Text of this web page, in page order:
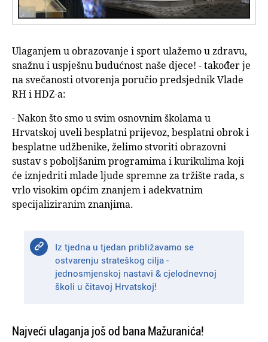
Ulaganjem u obrazovanje i sport ulažemo u zdravu,
snažnu i uspješnu budućnost naše djece! - također je
na svečanosti otvorenja poručio predsjednik Vlade
RH i HDZ-a:
- Nakon što smo u svim osnovnim školama u
Hrvatskoj uveli besplatni prijevoz, besplatni obrok i
besplatne udžbenike, želimo stvoriti obrazovni
sustav s poboljšanim programima i kurikulima koji
će iznjedriti mlade ljude spremne za tržište rada, s
vrlo visokim općim znanjem i adekvatnim
specijaliziranim znanjima.
Iz tjedna u tjedan približavamo se
ostvarenju strateškog cilja -
jednosmjenskoj nastavi & cjelodnevnoj
školi u čitavoj Hrvatskoj!
Najveći ulaganja još od bana Mažuranića!